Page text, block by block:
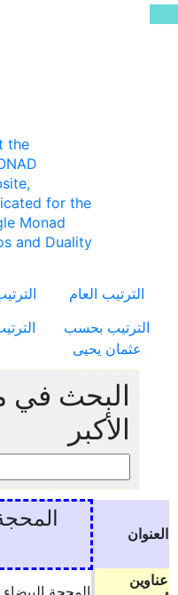
the
for the
Monad
and Duality
الترتيب العام
الترتيب بحسب
عثمان يحيى
البحث في
الأكبر
العنوان
عناوين